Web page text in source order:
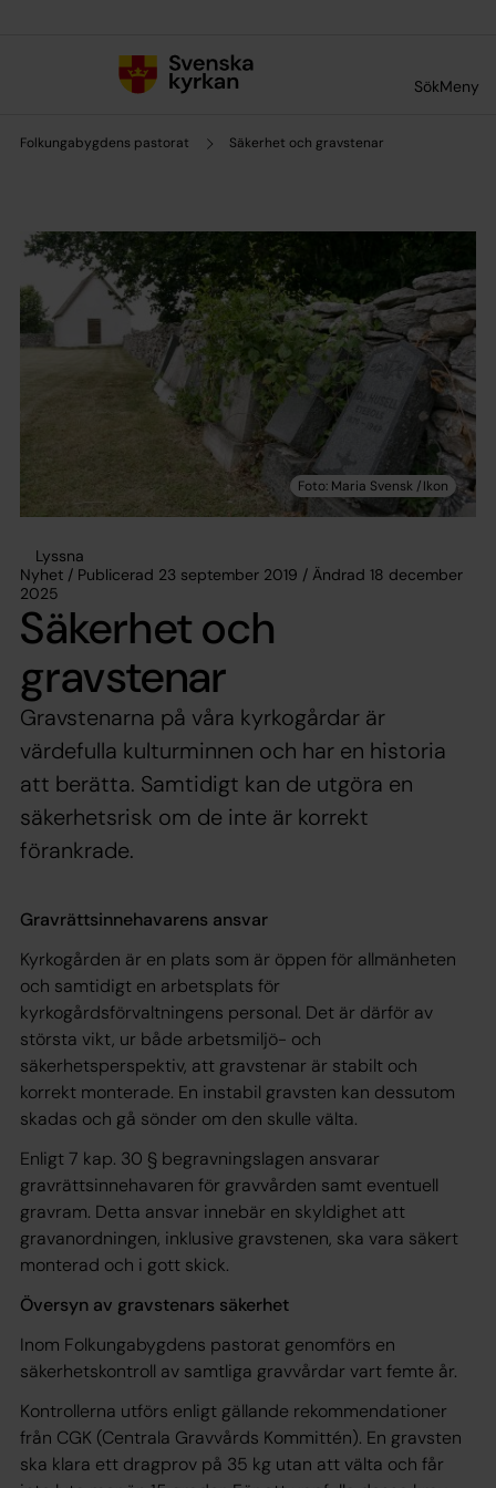
SökMeny
Folkungabygdens pastorat Säkerhet och gravstenar
Lyssna
Nyhet / Publicerad 23 september 2019 / Ändrad 18 december
2025
Säkerhet och
gravstenar
Gravstenarna på våra kyrkogårdar är
värdefulla kulturminnen och har en historia
att berätta. Samtidigt kan de utgöra en
säkerhetsrisk om de inte är korrekt
förankrade.
Gravrättsinnehavarens ansvar
Kyrkogården är en plats som är öppen för allmänheten
och samtidigt en arbetsplats för
kyrkogårdsförvaltningens personal. Det är därför av
största vikt, ur både arbetsmiljö- och
säkerhetsperspektiv, att gravstenar är stabilt och
korrekt monterade. En instabil gravsten kan dessutom
skadas och gå sönder om den skulle välta.
Enligt 7 kap. 30 § begravningslagen ansvarar
gravrättsinnehavaren för gravvården samt eventuell
gravram. Detta ansvar innebär en skyldighet att
gravanordningen, inklusive gravstenen, ska vara säkert
monterad och i gott skick.
Översyn av gravstenars säkerhet
Inom Folkungabygdens pastorat genomförs en
säkerhetskontroll av samtliga gravvårdar vart femte år.
Kontrollerna utförs enligt gällande rekommendationer
från CGK (Centrala Gravvårds Kommittén). En gravsten
ska klara ett dragprov på 35 kg utan att välta och får